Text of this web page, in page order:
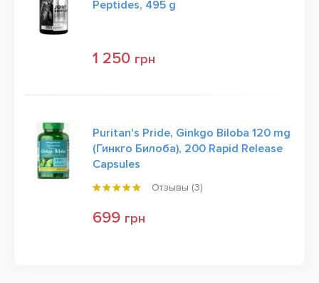
Peptides, 495 g
1 250 грн
Puritan's Pride, Ginkgo Biloba 120 mg
(Гинкго Билоба), 200 Rapid Release
Capsules
Отзывы (3)
699 грн